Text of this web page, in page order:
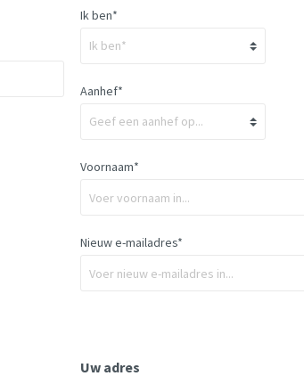
Ik ben*
Aanhef*
Voornaam*
Nieuw e-mailadres*
Uw adres